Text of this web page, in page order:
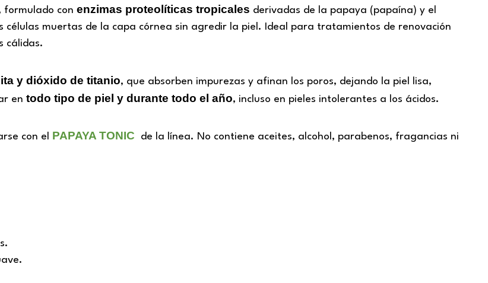
formulado con enzimas proteolíticas tropicales derivadas de la papaya (papaína) y el
muertas de la capa córnea sin agredir la piel. Ideal para tratamientos de renovación
cálidas.
y dióxido de titanio, que absorben impurezas y afinan los poros, dejando la piel lisa,
en todo tipo de piel y durante todo el año, incluso en pieles intolerantes a los ácidos.
con el PAPAYA TONIC
de la línea. No contiene aceites, alcohol, parabenos, fragancias ni